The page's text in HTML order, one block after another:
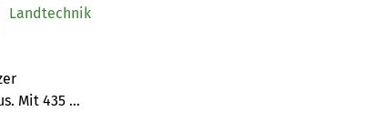
Mit 435
Landtechnik